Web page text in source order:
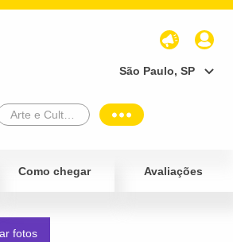
São Paulo, SP
Como chegar Avaliações
fotos